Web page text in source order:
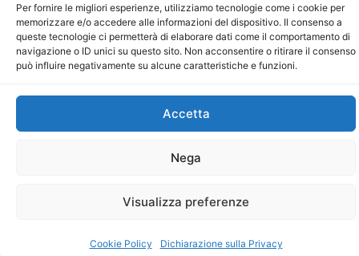
Per fornire le migliori esperienze, utilizziamo tecnologie come i cookie per
memorizzare e/o accedere alle informazioni del dispositivo. Il consenso a
queste tecnologie ci permetterà di elaborare dati come il comportamento di
navigazione o ID unici su questo sito. Non acconsentire o ritirare il consenso
può influire negativamente su alcune caratteristiche e funzioni.
Accetta
Nega
Visualizza preferenze
Cookie Policy Dichiarazione sulla Privacy